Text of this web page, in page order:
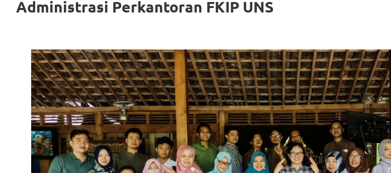
Administrasi Perkantoran FKIP UNS